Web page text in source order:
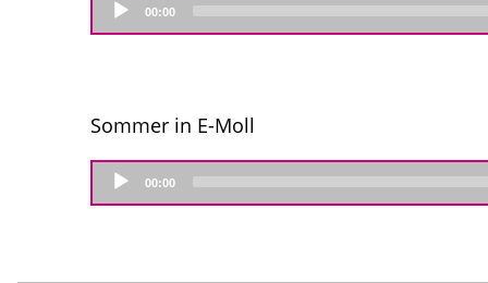
Player
00:00
Sommer in E-Moll
Audio
Player
00:00